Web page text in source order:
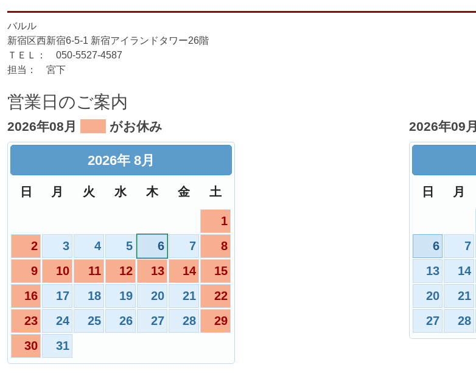
バルル
新宿区西新宿6-5-1 新宿アイランドタワー26階
ＴＥＬ： 050-5527-4587
担当： 宮下
営業日のご案内
2026年08月 がお休み
2026年 8月
日 月 火 水 木 金 土
1
2
3 4 5 6 7
8
9
10 11 12 13 14
15
16
17 18 19 20 21
22
23
24 25 26 27 28
29
30
31
2026年09月
日 月
6
7
13
14
20
21
27
28